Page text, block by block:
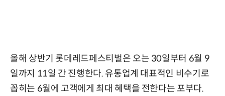
올해 상반기 롯데레드페스티벌은 오는 30일부터 6월 9
일까지 11일 간 진행한다. 유통업계 대표적인 비수기로
꼽히는 6월에 고객에게 최대 혜택을 전한다는 포부다.